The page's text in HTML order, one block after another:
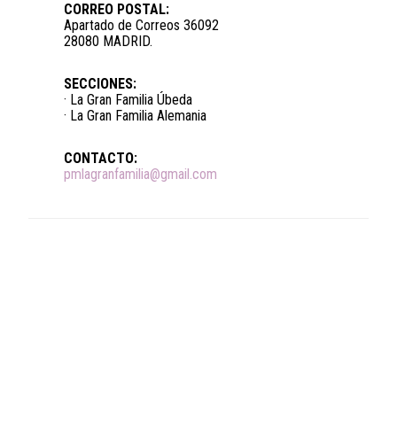
CORREO POSTAL:
Apartado de Correos 36092
28080 MADRID.
SECCIONES:
· La Gran Familia Úbeda
· La Gran Familia Alemania
CONTACTO:
pmlagranfamilia@gmail.com